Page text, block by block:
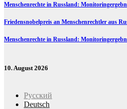
Menschenrechte in Russland:
Friedensnobelpreis an Menschenrechtler aus
Menschenrechte in Russland:
10. August 2026
Русский
Deutsch